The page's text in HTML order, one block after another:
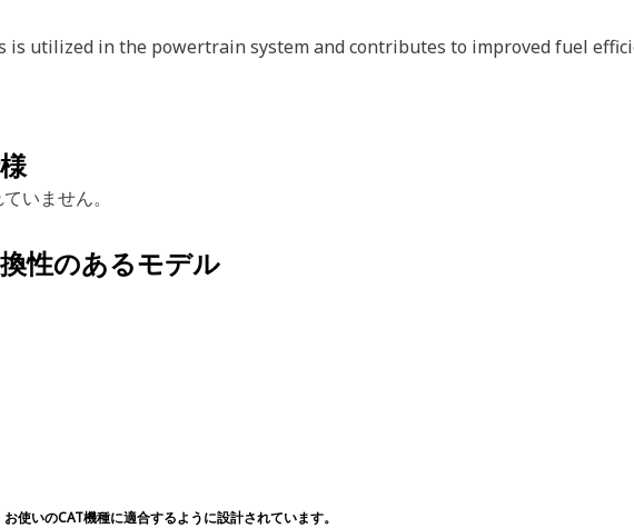
is utilized in the powertrain system and contributes to improved fuel
いません。
性のあるモデル
使いのCAT機種に適合するように設計されています。